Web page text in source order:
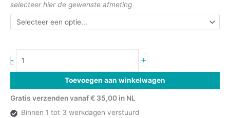
selecteer hier de gewenste afmeting
- +
Toevoegen aan winkelwagen
Gratis verzenden vanaf € 35,00 in NL
Binnen 1 tot 3 werkdagen verstuurd